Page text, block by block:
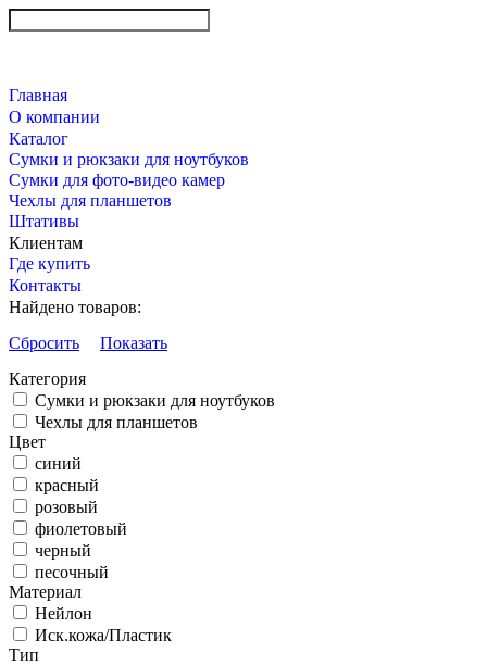
Главная
О компании
Каталог
Сумки и рюкзаки для ноутбуков
Сумки для фото-видео камер
Чехлы для планшетов
Штативы
Клиентам
Где купить
Контакты
Найдено товаров:
Сбросить
Показать
Категория
Сумки и рюкзаки для ноутбуков
Чехлы для планшетов
Цвет
синий
красный
розовый
фиолетовый
черный
песочный
Материал
Нейлон
Иск.кожа/Пластик
Тип